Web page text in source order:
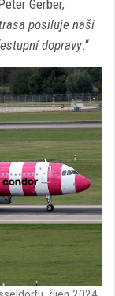
Gerber,
posiluje naši
dopravy.“